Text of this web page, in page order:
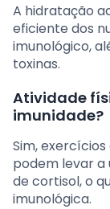
A hidratação
eficiente dos
imunológico,
toxinas.
Atividade
imunidade?
Sim,
podem levar
de cortisol, o
imunológica.